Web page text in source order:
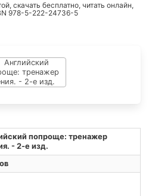
скачать бесплатно, читать онлайн,
978-5-222-24736-5
попроще: тренажер
- 2-е изд.